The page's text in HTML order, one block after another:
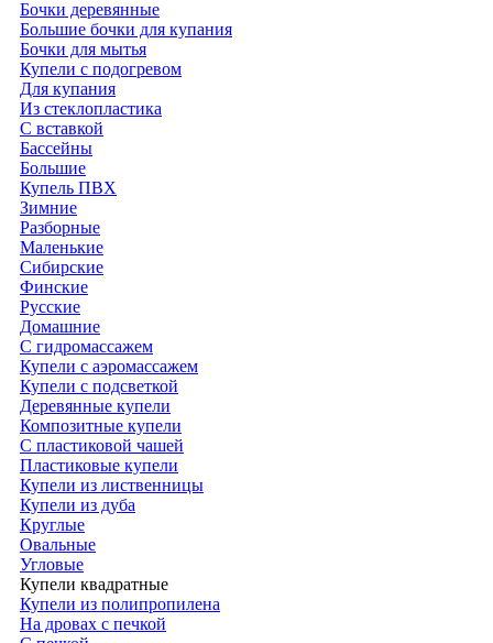
Бочки деревянные
Большие бочки для купания
Бочки для мытья
Купели с подогревом
Для купания
Из стеклопластика
С вставкой
Бассейны
Большие
Купель ПВХ
Зимние
Разборные
Маленькие
Сибирские
Финские
Русские
Домашние
С гидромассажем
Купели с аэромассажем
Купели с подсветкой
Деревянные купели
Композитные купели
С пластиковой чашей
Пластиковые купели
Купели из лиственницы
Купели из дуба
Круглые
Овальные
Угловые
Купели квадратные
Купели из полипропилена
На дровах с печкой